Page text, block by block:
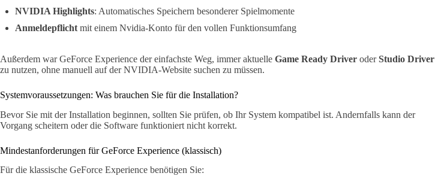
NVIDIA Highlights: Automatisches Speichern besonderer Spielmomente
Anmeldepflicht mit einem Nvidia-Konto für den vollen Funktionsumfang
Außerdem war GeForce Experience der einfachste Weg, immer aktuelle Game Ready Driver oderStudio Driver
zu nutzen, ohne manuell auf der NVIDIA-Website suchen zu müssen.
Systemvoraussetzungen: Was brauchen Sie für die Installation?
Bevor Sie mit der Installation beginnen, sollten Sie prüfen, ob Ihr System kompatibel ist. Andernfalls kann der
Vorgang scheitern oder die Software funktioniert nicht korrekt.
Mindestanforderungen für GeForce Experience (klassisch)
Für die klassische GeForce Experience benötigen Sie: